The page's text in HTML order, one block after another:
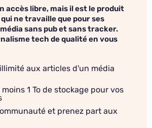
accès libre, mais il est le produit
ne travaille que pour ses
sans pub et sans tracker.
tech de qualité en vous
aux articles d'un média
1 To de stockage pour vos
et prenez part aux